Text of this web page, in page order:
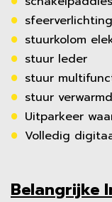
sfeerverlichting
stuurkolom
stuur leder
stuur
stuur verwarmd
Uitparkeer
Volledig
Belangrijke